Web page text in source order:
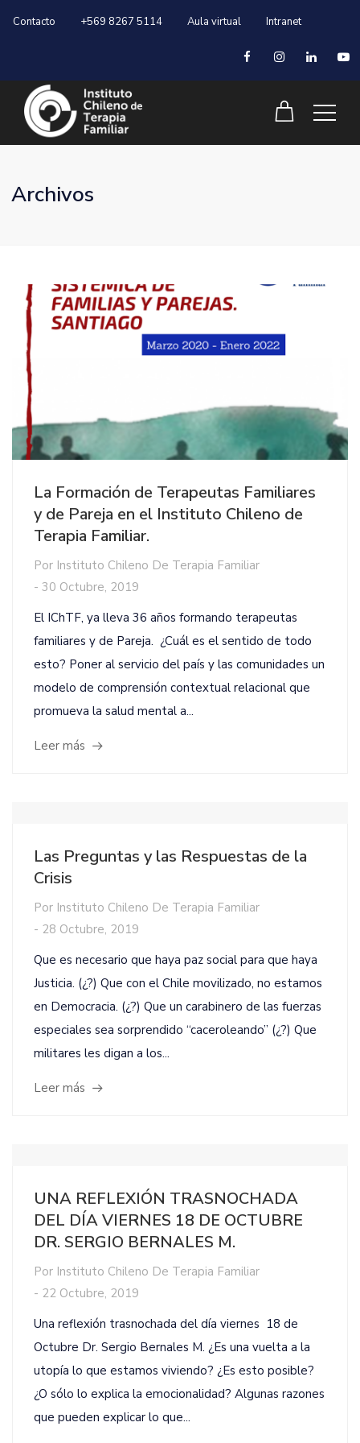
Contacto +569 8267 5114 Aula virtual Intranet
Archivos
La Formación de Terapeutas Familiares
y de Pareja en el Instituto Chileno de
Terapia Familiar.
Por Instituto Chileno De Terapia Familiar
- 30 Octubre, 2019
El IChTF, ya lleva 36 años formando terapeutas
familiares y de Pareja. ¿Cuál es el sentido de todo
esto? Poner al servicio del país y las comunidades un
modelo de comprensión contextual relacional que
promueva la salud mental a...
Leer más
Las Preguntas y las Respuestas de la
Crisis
Por Instituto Chileno De Terapia Familiar
- 28 Octubre, 2019
Que es necesario que haya paz social para que haya
Justicia. (¿?) Que con el Chile movilizado, no estamos
en Democracia. (¿?) Que un carabinero de las fuerzas
especiales sea sorprendido “caceroleando” (¿?) Que
militares les digan a los...
Leer más
UNA REFLEXIÓN TRASNOCHADA
DEL DÍA VIERNES 18 DE OCTUBRE
DR. SERGIO BERNALES M.
Por Instituto Chileno De Terapia Familiar
- 22 Octubre, 2019
Una reflexión trasnochada del día viernes 18 de
Octubre Dr. Sergio Bernales M. ¿Es una vuelta a la
utopía lo que estamos viviendo? ¿Es esto posible?
¿O sólo lo explica la emocionalidad? Algunas razones
que pueden explicar lo que...